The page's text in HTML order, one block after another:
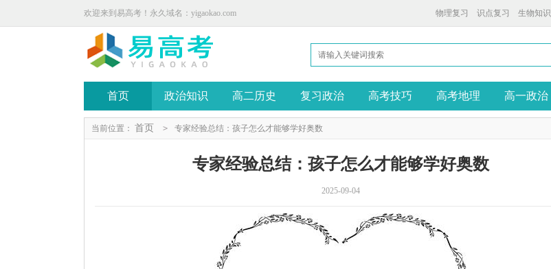
欢迎来到易高考！永久域名：yigaokao.com 生物知识
识点复习
物理复习
首页 政治知识 高二历史 复习政治 高考技巧 高考地理 高一政治
当前位置： 首页 > 专家经验总结：孩子怎么才能够学好奥数
专家经验总结：孩子怎么才能够学好奥数
2025-09-04